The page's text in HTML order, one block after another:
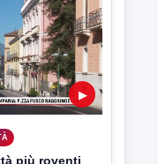
parla
pesci e nessuna
nel...